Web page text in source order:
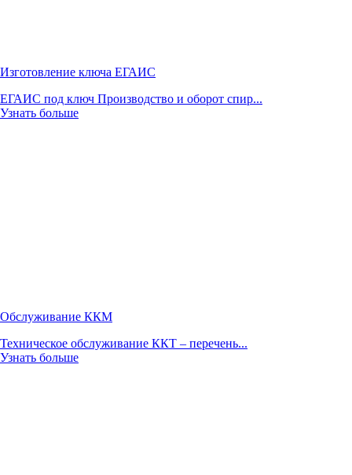
Изготовление ключа ЕГАИС
ЕГАИС под ключ Производство и оборот спир...
Узнать больше
Обслуживание ККМ
Техническое обслуживание ККТ – перечень...
Узнать больше